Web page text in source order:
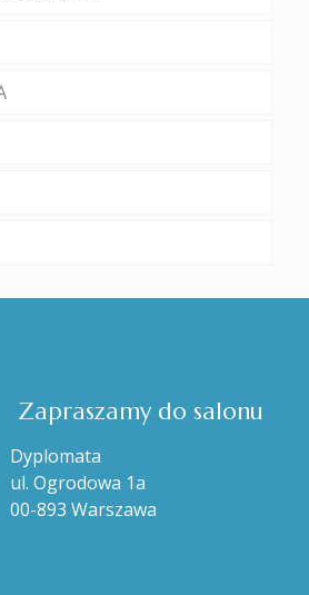
Zapraszamy do salonu
Dyplomata
ul. Ogrodowa 1a
00-893 Warszawa